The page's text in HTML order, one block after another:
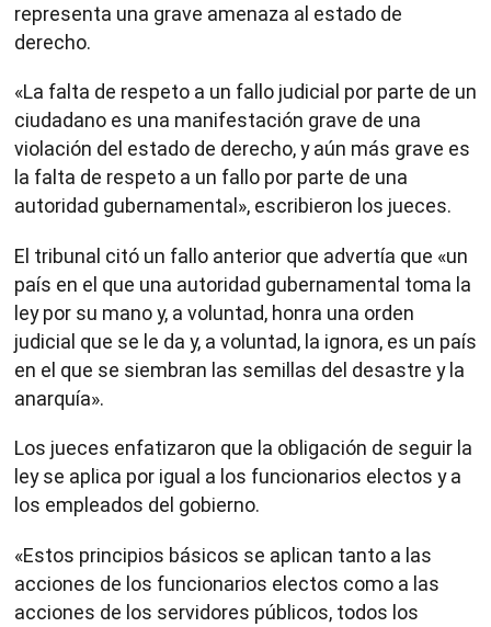
representa una grave amenaza al estado de
derecho.
«La falta de respeto a un fallo judicial por parte de un
ciudadano es una manifestación grave de una
violación del estado de derecho, y aún más grave es
la falta de respeto a un fallo por parte de una
autoridad gubernamental», escribieron los jueces.
El tribunal citó un fallo anterior que advertía que «un
país en el que una autoridad gubernamental toma la
ley por su mano y, a voluntad, honra una orden
judicial que se le da y, a voluntad, la ignora, es un país
en el que se siembran las semillas del desastre y la
anarquía».
Los jueces enfatizaron que la obligación de seguir la
ley se aplica por igual a los funcionarios electos y a
los empleados del gobierno.
«Estos principios básicos se aplican tanto a las
acciones de los funcionarios electos como a las
acciones de los servidores públicos, todos los